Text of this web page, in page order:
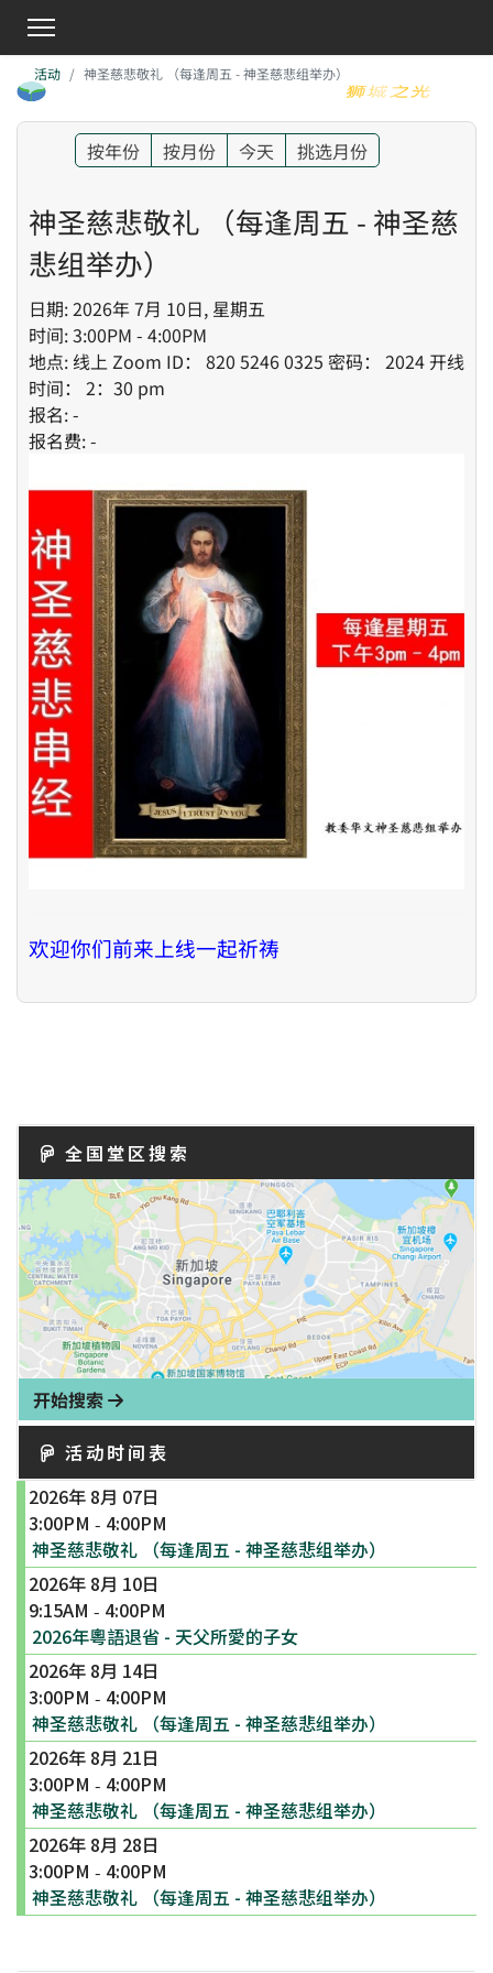
活动 神圣慈悲敬礼 （每逢周五 - 神圣慈悲组举办）
按年份 按月份 今天 挑选月份
神圣慈悲敬礼 （每逢周五 - 神圣慈
悲组举办）
日期: 2026年 7月 10日, 星期五
时间: 3:00PM - 4:00PM
地点: 线上 Zoom ID： 820 5246 0325 密码： 2024 开线
时间： 2：30 pm
报名: -
报名费: -
欢迎你们前来上线一起祈祷
全国堂区搜索
开始搜索
活动时间表
2026年 8月 07日
3:00PM - 4:00PM
神圣慈悲敬礼 （每逢周五 - 神圣慈悲组举办）
2026年 8月 10日
9:15AM - 4:00PM
2026年粵語退省 - 天父所愛的子女
2026年 8月 14日
3:00PM - 4:00PM
神圣慈悲敬礼 （每逢周五 - 神圣慈悲组举办）
2026年 8月 21日
3:00PM - 4:00PM
神圣慈悲敬礼 （每逢周五 - 神圣慈悲组举办）
2026年 8月 28日
3:00PM - 4:00PM
神圣慈悲敬礼 （每逢周五 - 神圣慈悲组举办）